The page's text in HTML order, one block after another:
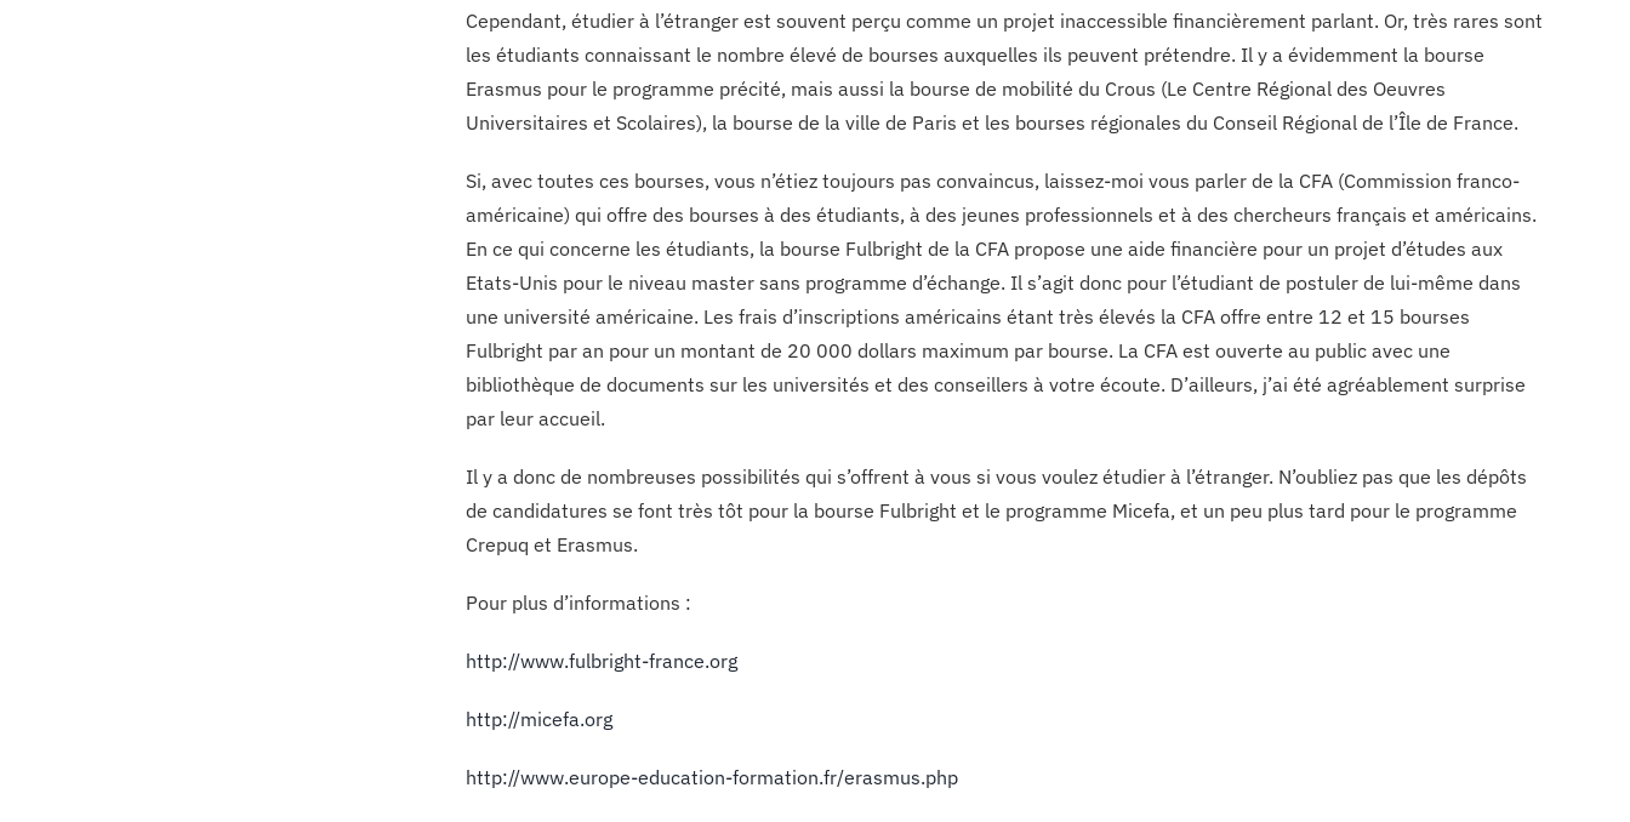
Cependant, étudier à l’étranger est souvent perçu comme un projet inaccessible financièrement parlant. Or, très rares sont
les étudiants connaissant le nombre élevé de bourses auxquelles ils peuvent prétendre. Il y a évidemment la bourse
Erasmus pour le programme précité, mais aussi la bourse de mobilité du Crous (Le Centre Régional des Oeuvres
Universitaires et Scolaires), la bourse de la ville de Paris et les bourses régionales du Conseil Régional de l’Île de France.
Si, avec toutes ces bourses, vous n’étiez toujours pas convaincus, laissez-moi vous parler de la CFA (Commission franco-
américaine) qui offre des bourses à des étudiants, à des jeunes professionnels et à des chercheurs français et américains.
En ce qui concerne les étudiants, la bourse Fulbright de la CFA propose une aide financière pour un projet d’études aux
Etats-Unis pour le niveau master sans programme d’échange. Il s’agit donc pour l’étudiant de postuler de lui-même dans
une université américaine. Les frais d’inscriptions américains étant très élevés la CFA offre entre 12 et 15 bourses
Fulbright par an pour un montant de 20 000 dollars maximum par bourse. La CFA est ouverte au public avec une
bibliothèque de documents sur les universités et des conseillers à votre écoute. D’ailleurs, j’ai été agréablement surprise
par leur accueil.
Il y a donc de nombreuses possibilités qui s’offrent à vous si vous voulez étudier à l’étranger. N’oubliez pas que les dépôts
de candidatures se font très tôt pour la bourse Fulbright et le programme Micefa, et un peu plus tard pour le programme
Crepuq et Erasmus.
Pour plus d’informations :
http://www.fulbright-france.org
http://micefa.org
http://www.europe-education-formation.fr/erasmus.php